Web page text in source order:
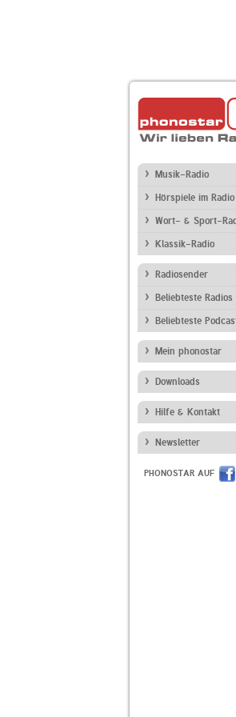
Musik-Radio
Hörspiele im Radio
Wort- & Sport-
Klassik-Radio
Radiosender
Beliebteste Radios
Beliebteste
Mein phonostar
Downloads
Hilfe & Kontakt
Newsletter
PHONOSTAR AUF